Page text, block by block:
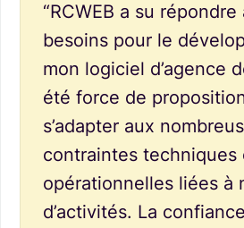
“RCWEB a su répondre
besoins pour le
mon logiciel d’agence
été force de
s’adapter aux
contraintes techniques
opérationnelles liées à
d’activités. La